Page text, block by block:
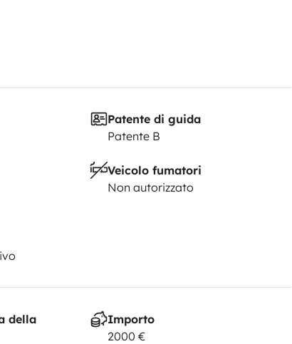
Patente di guida
Patente B
Veicolo fumatori
Non autorizzato
della
Importo
2000 €